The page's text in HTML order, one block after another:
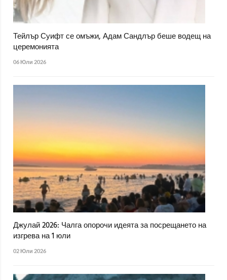
Тейлър Суифт се омъжи, Адам Сандлър беше водещ на
церемонията
06 Юли 2026
Джулай 2026: Чалга опорочи идеята за посрещането на
изгрева на 1 юли
02 Юли 2026